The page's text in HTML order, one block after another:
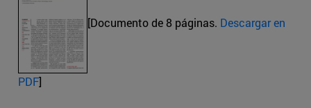
[Documento de 8 páginas. Descargar en
PDF]